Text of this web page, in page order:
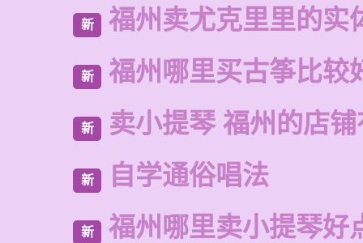
新 福州卖尤克里里的实
新 福州哪里买古筝比较
新 卖小提琴 福州的店
新 自学通俗唱法
新 福州哪里卖小提琴好